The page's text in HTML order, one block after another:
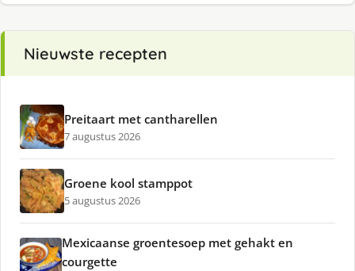
Nieuwste recepten
Preitaart met cantharellen
7 augustus 2026
Groene kool stamppot
5 augustus 2026
Mexicaanse groentesoep met gehakt en
courgette